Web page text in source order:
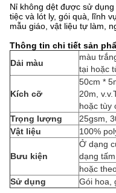
Nỉ không dệt được sử
tiệc và lót ly, gói quà, lĩnh
mẫu giáo, vật liệu tự làm,
Thông tin chi tiết sản
Dải màu
màu
tại hoặc
Kích cỡ
50cm *
20m,
hoặc tùy
Trọng lượng
25gsm,
Vật liệu
100%
Bưu kiện
Ở dạng
dạng tấm.
hoặc
Sử dụng
Gói hoa,